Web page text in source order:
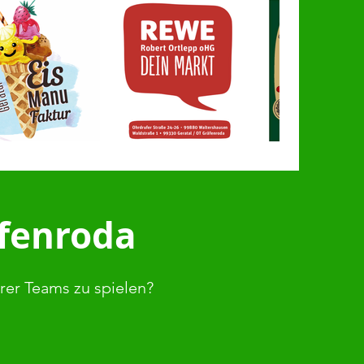
Teams zu spielen?